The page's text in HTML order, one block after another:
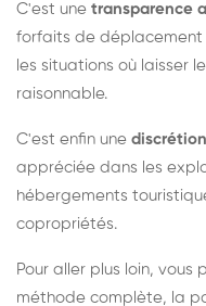
C'est une transparence
forfaits de déplacement
les situations où laisser
raisonnable.
C'est enfin une discrétion
appréciée dans les
hébergements
copropriétés.
Pour aller plus loin, vous
méthode complète, la